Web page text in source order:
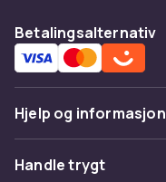
Betalingsalternativ
Hjelp og informasjon
Vanlige spørsmål
Handle trygt